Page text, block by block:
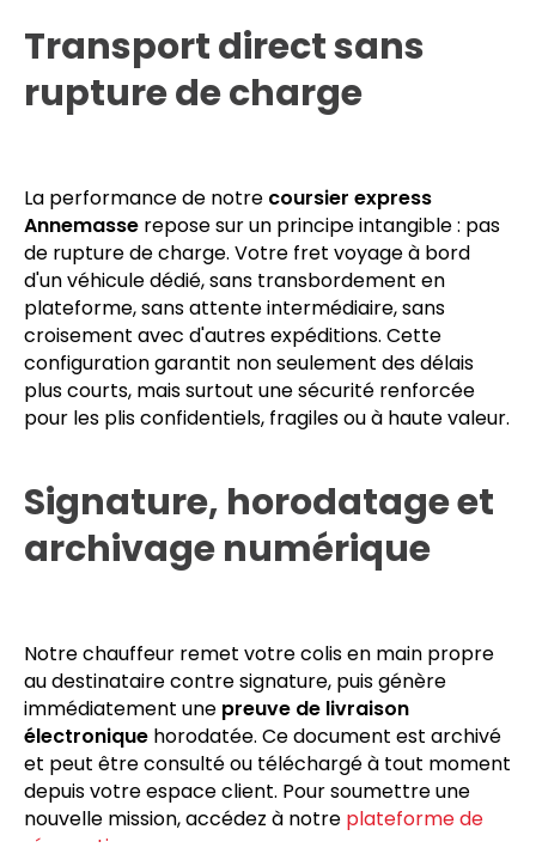
de la ville, notamment ZI du Mont-Blanc et
l'ensemble des zones d'activité locales.
rupture de charge
La performance de notrecoursier express
Annemasserepose sur un principe intangible : pas
de rupture de charge. Votre fret voyage à bord
d'un véhicule dédié, sans transbordement en
plateforme, sans attente intermédiaire, sans
plus courts, mais surtout une sécurité renforcée
pour les plis confidentiels, fragiles ou à haute valeur.
archivage numérique
Notre chauffeur remet votre colis en main propre
au destinataire contre signature, puis génère
immédiatement unepreuve de livraison
électronique